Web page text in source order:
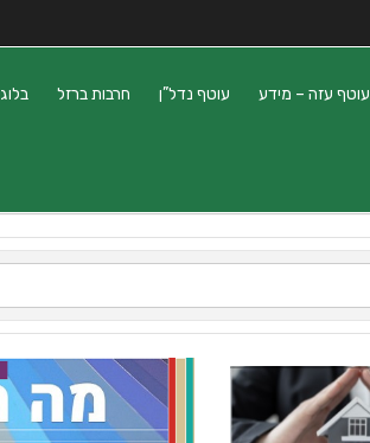
עוטף עזה – מידע עוטף נדל”ן חרבות ברזל בלוג